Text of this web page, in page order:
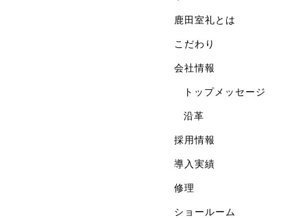
鹿田室礼とは
こだわり
会社情報
トップメッセージ
沿革
採用情報
導入実績
修理
ショールーム